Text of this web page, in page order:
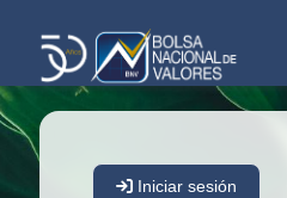
Iniciar sesión